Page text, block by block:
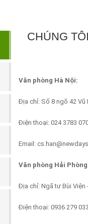
CHÚNG
Văn phòng Hà Nội:
Địa chỉ: Số 8 ngõ 42 Vũ
Điện thoại: 024 3783
Email:
Văn phòng Hải
Địa chỉ: Ngã tư Bùi Viện
Điện thoại: 0936 279 033